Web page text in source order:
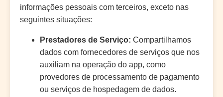
informações pessoais com terceiros, exceto nas
seguintes situações:
Prestadores de Serviço: Compartilhamos
dados com fornecedores de serviços que nos
auxiliam na operação do app, como
provedores de processamento de pagamento
ou serviços de hospedagem de dados.